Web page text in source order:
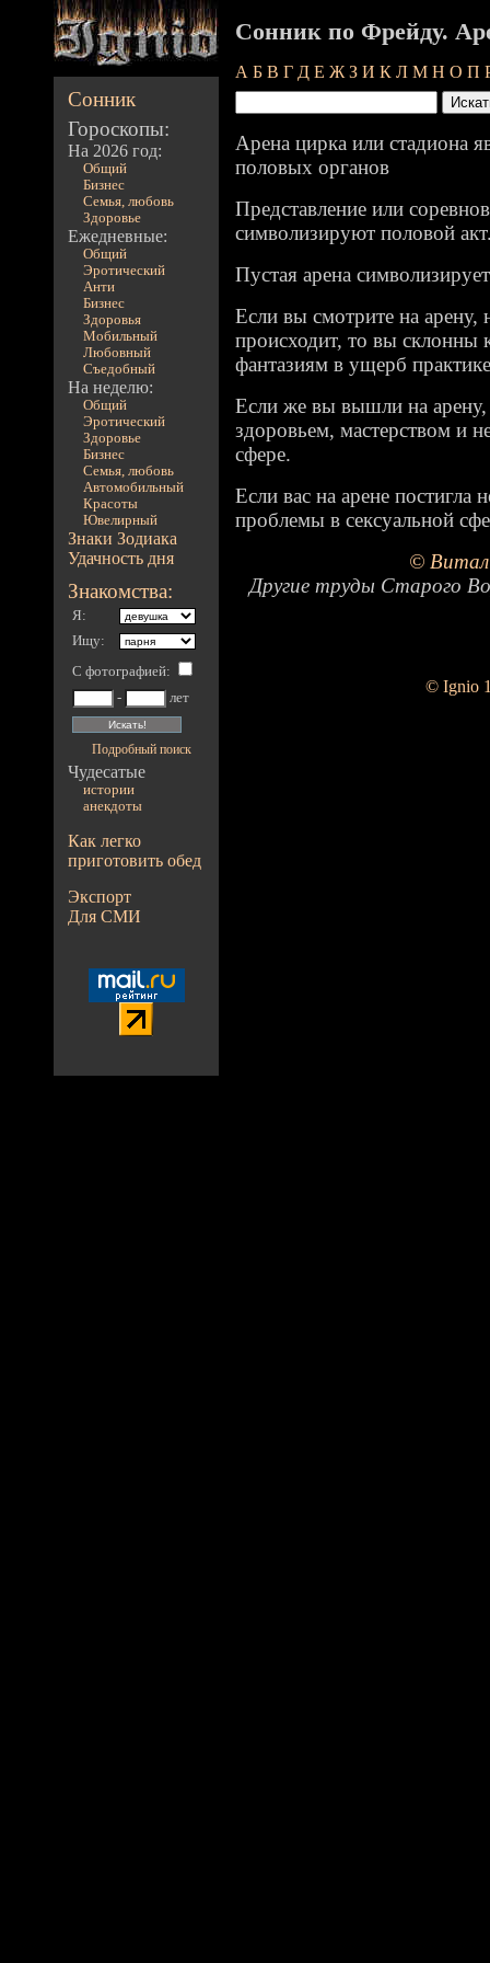
Сонник
Гороскопы:
На 2026 год:
Общий
Бизнес
Семья, любовь
Здоровье
Ежедневные:
Общий
Эротический
Анти
Бизнес
Здоровья
Мобильный
Любовный
Съедобный
На неделю:
Общий
Эротический
Здоровье
Бизнес
Семья, любовь
Автомобильный
Красоты
Ювелирный
Знаки Зодиака
Удачность дня
Знакомства:
Я:
Ищу:
С фотографией:
-
лет
Подробный поиск
Чудесатые
истории
анекдоты
Как легко
приготовить обед
Экспорт
Для СМИ
Сонник по Фрейду.
А Б В Г Д Е Ж З И К Л М Н О П
Арена цирка или стадиона
половых органов
Представление или
символизируют половой
Пустая арена
Если вы смотрите на арену,
происходит, то вы склонны
фантазиям в ущерб
Если же вы вышли на арену,
здоровьем, мастерством и
сфере.
Если вас на арене постигла
проблемы в сексуальной
©
Другие труды Старого
© Ignio